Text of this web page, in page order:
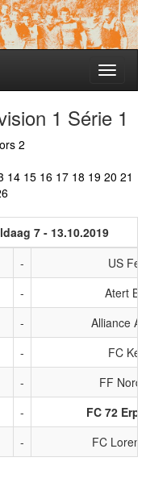
Toggle
1 Série 1
2
14 15 16 17 18 19 20 21
7 - 13.10.2019
-
US
-
Atert
-
Alliance
-
FC
-
FF
-
FC 72
- FC